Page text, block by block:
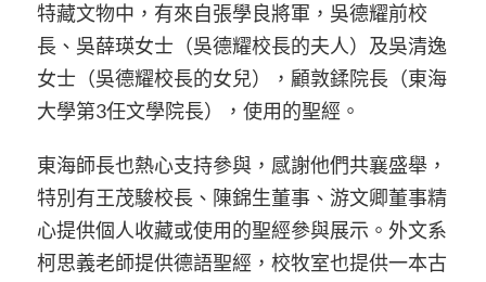
特藏文物中，有來自張學良將軍，吳德耀前校
長、吳薛瑛女士（吳德耀校長的夫人）及吳清逸
女士（吳德耀校長的女兒），顧敦鍒院長（東海
大學第3任文學院長），使用的聖經。
東海師長也熱心支持參與，感謝他們共襄盛舉，
特別有王茂駿校長、陳錦生董事、游文卿董事精
心提供個人收藏或使用的聖經參與展示。外文系
柯思義老師提供德語聖經，校牧室也提供一本古